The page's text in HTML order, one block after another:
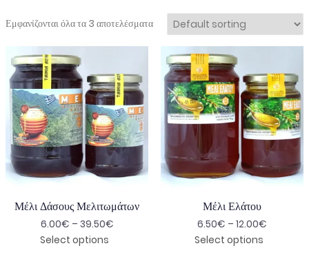
Εμφανίζονται όλα τα 3 αποτελέσματα
Μέλι Δάσους Μελιτωμάτων
6.00€ – 39.50€
Select options
Μέλι Ελάτου
6.50€ – 12.00€
Select options